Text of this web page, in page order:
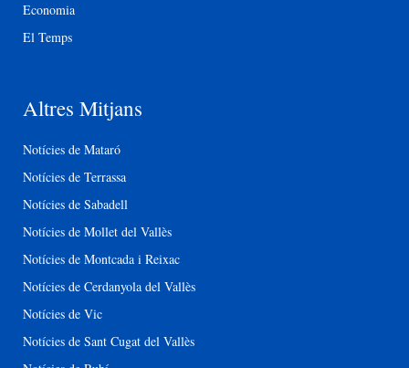
Economia
El Temps
Altres Mitjans
Notícies de Mataró
Notícies de Terrassa
Notícies de Sabadell
Notícies de Mollet del Vallès
Notícies de Montcada i Reixac
Notícies de Cerdanyola del Vallès
Notícies de Vic
Notícies de Sant Cugat del Vallès